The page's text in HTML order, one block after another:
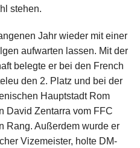
stehen.
Jahr wieder mit einer
aufwarten lassen. Mit der
belegte er bei den French
den 2. Platz und bei der
Hauptstadt Rom
David Zentarra vom FFC
Rang. Außerdem wurde er
Vizemeister, holte DM-